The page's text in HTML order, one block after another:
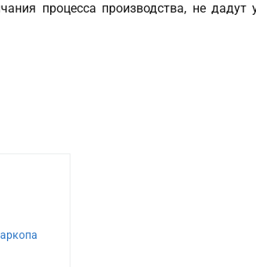
процесса производства, не дадут